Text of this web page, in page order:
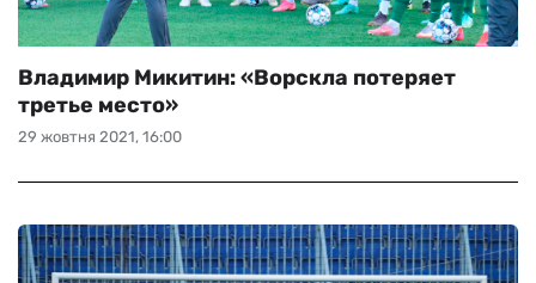
29 жовтня 2021, 16:00
Владимир Микитин: «Ворскла потеряет
третье место»